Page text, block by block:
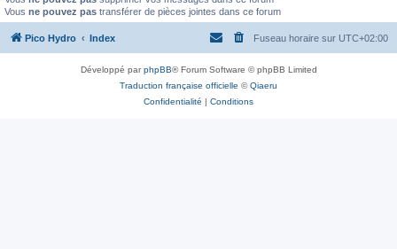
Vous ne pouvez pas transférer de pièces jointes dans ce forum
Pico Hydro Index Fuseau horaire sur UTC+02:00
Développé parphpBB® Forum Software © phpBB Limited
Traduction française officielle ©Qiaeru
Confidentialité | Conditions